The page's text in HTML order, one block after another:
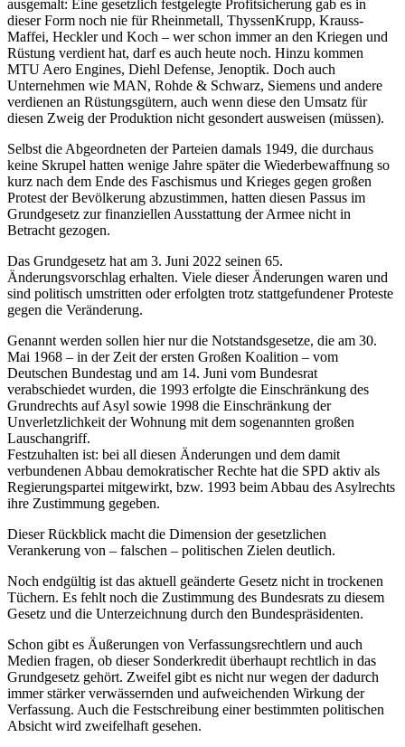
ausgemalt: Eine gesetzlich festgelegte Profitsicherung gab es in
dieser Form noch nie für Rheinmetall, ThyssenKrupp, Krauss-
Maffei, Heckler und Koch – wer schon immer an den Kriegen und
Rüstung verdient hat, darf es auch heute noch. Hinzu kommen
MTU Aero Engines, Diehl Defense, Jenoptik. Doch auch
Unternehmen wie MAN, Rohde & Schwarz, Siemens und andere
verdienen an Rüstungsgütern, auch wenn diese den Umsatz für
diesen Zweig der Produktion nicht gesondert ausweisen (müssen).
Selbst die Abgeordneten der Parteien damals 1949, die durchaus
keine Skrupel hatten wenige Jahre später die Wiederbewaffnung so
kurz nach dem Ende des Faschismus und Krieges gegen großen
Protest der Bevölkerung abzustimmen, hatten diesen Passus im
Grundgesetz zur finanziellen Ausstattung der Armee nicht in
Betracht gezogen.
Das Grundgesetz hat am 3. Juni 2022 seinen 65.
Änderungsvorschlag erhalten. Viele dieser Änderungen waren und
sind politisch umstritten oder erfolgten trotz stattgefundener Proteste
gegen die Veränderung.
Genannt werden sollen hier nur die Notstandsgesetze, die am 30.
Mai 1968 – in der Zeit der ersten Großen Koalition – vom
Deutschen Bundestag und am 14. Juni vom Bundesrat
verabschiedet wurden, die 1993 erfolgte die Einschränkung des
Grundrechts auf Asyl sowie 1998 die Einschränkung der
Unverletzlichkeit der Wohnung mit dem sogenannten großen
Lauschangriff.
Festzuhalten ist: bei all diesen Änderungen und dem damit
verbundenen Abbau demokratischer Rechte hat die SPD aktiv als
Regierungspartei mitgewirkt, bzw. 1993 beim Abbau des Asylrechts
ihre Zustimmung gegeben.
Dieser Rückblick macht die Dimension der gesetzlichen
Verankerung von – falschen – politischen Zielen deutlich.
Noch endgültig ist das aktuell geänderte Gesetz nicht in trockenen
Tüchern. Es fehlt noch die Zustimmung des Bundesrats zu diesem
Gesetz und die Unterzeichnung durch den Bundespräsidenten.
Schon gibt es Äußerungen von Verfassungsrechtlern und auch
Medien fragen, ob dieser Sonderkredit überhaupt rechtlich in das
Grundgesetz gehört. Zweifel gibt es nicht nur wegen der dadurch
immer stärker verwässernden und aufweichenden Wirkung der
Verfassung. Auch die Festschreibung einer bestimmten politischen
Absicht wird zweifelhaft gesehen.